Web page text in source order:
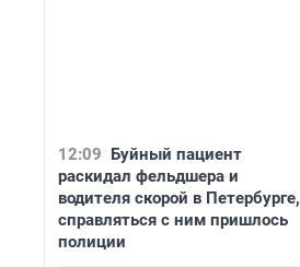
12:09 Буйный пациент
раскидал фельдшера и
водителя скорой в Петербурге,
справляться с ним пришлось
полиции